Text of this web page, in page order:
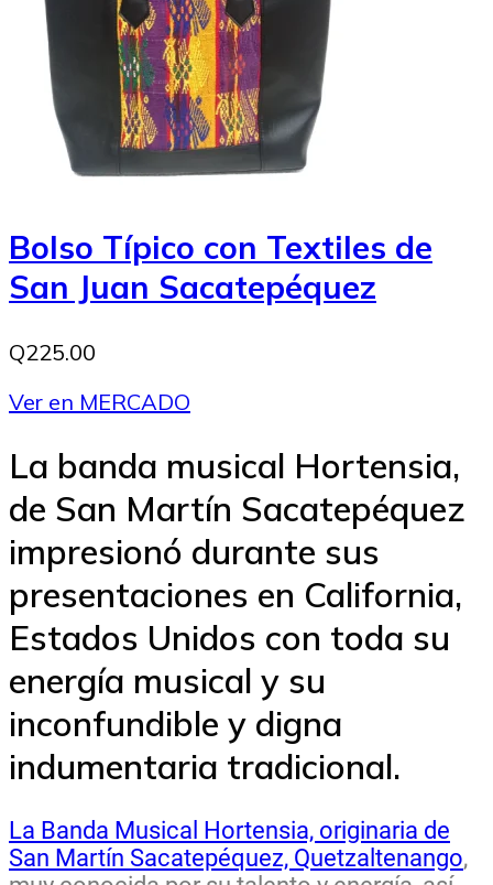
Bolso Típico con Textiles de
San Juan Sacatepéquez
Q225.00
Ver en MERCADO
La banda musical Hortensia,
de San Martín Sacatepéquez
impresionó durante sus
presentaciones en California,
Estados Unidos con toda su
energía musical y su
inconfundible y digna
indumentaria tradicional.
La Banda Musical Hortensia, originaria de
San Martín Sacatepéquez, Quetzaltenango,